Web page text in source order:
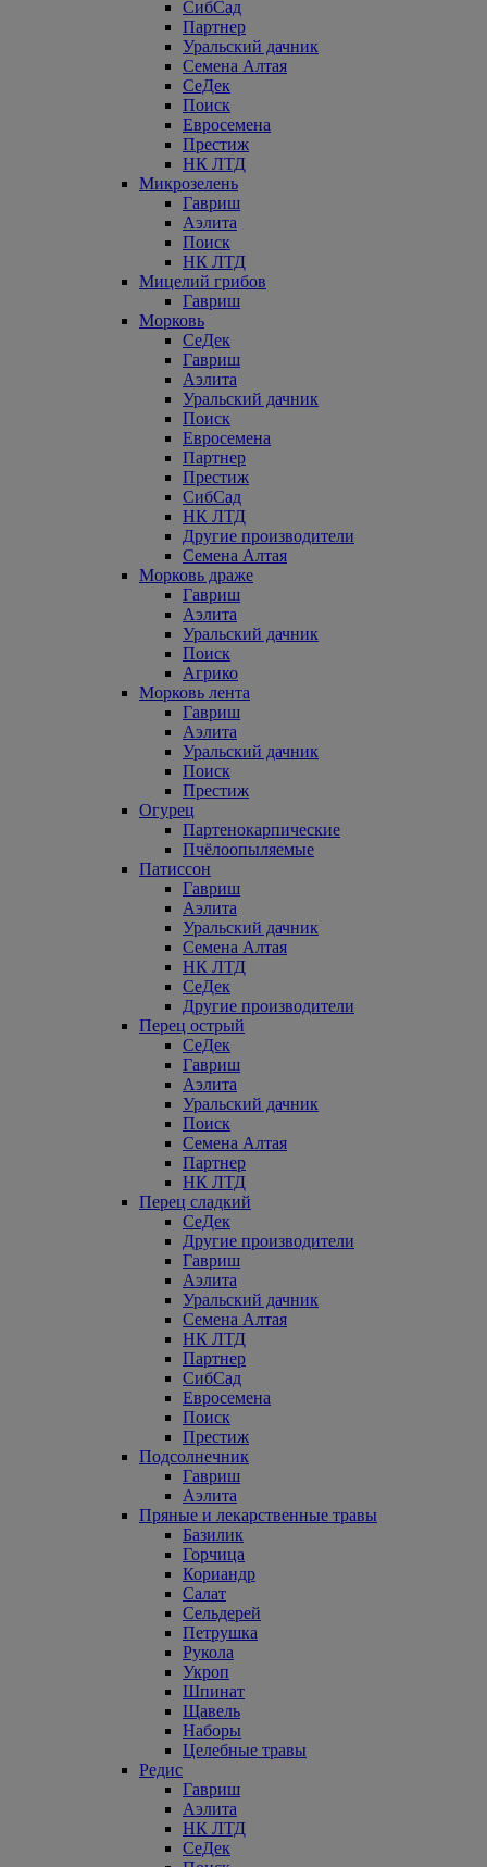
СибСад
Партнер
Уральский дачник
Семена Алтая
СеДек
Поиск
Евросемена
Престиж
НК ЛТД
Микрозелень
Гавриш
Аэлита
Поиск
НК ЛТД
Мицелий грибов
Гавриш
Морковь
СеДек
Гавриш
Аэлита
Уральский дачник
Поиск
Евросемена
Партнер
Престиж
СибСад
НК ЛТД
Другие производители
Семена Алтая
Морковь драже
Гавриш
Аэлита
Уральский дачник
Поиск
Агрико
Морковь лента
Гавриш
Аэлита
Уральский дачник
Поиск
Престиж
Огурец
Партенокарпические
Пчёлоопыляемые
Патиссон
Гавриш
Аэлита
Уральский дачник
Семена Алтая
НК ЛТД
СеДек
Другие производители
Перец острый
СеДек
Гавриш
Аэлита
Уральский дачник
Поиск
Семена Алтая
Партнер
НК ЛТД
Перец сладкий
СеДек
Другие производители
Гавриш
Аэлита
Уральский дачник
Семена Алтая
НК ЛТД
Партнер
СибСад
Евросемена
Поиск
Престиж
Подсолнечник
Гавриш
Аэлита
Пряные и лекарственные травы
Базилик
Горчица
Кориандр
Салат
Сельдерей
Петрушка
Рукола
Укроп
Шпинат
Щавель
Наборы
Целебные травы
Редис
Гавриш
Аэлита
НК ЛТД
СеДек